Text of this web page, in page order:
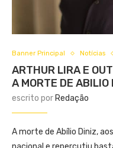
Banner Principal Notícias
ARTHUR LIRA E
A MORTE DE ABILIO
escrito por Redação
A morte de Abílio Diniz,